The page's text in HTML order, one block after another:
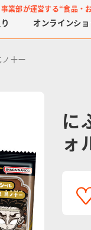
業部が運営する“食品・
ス
オンラインシ
十一
に
ォ